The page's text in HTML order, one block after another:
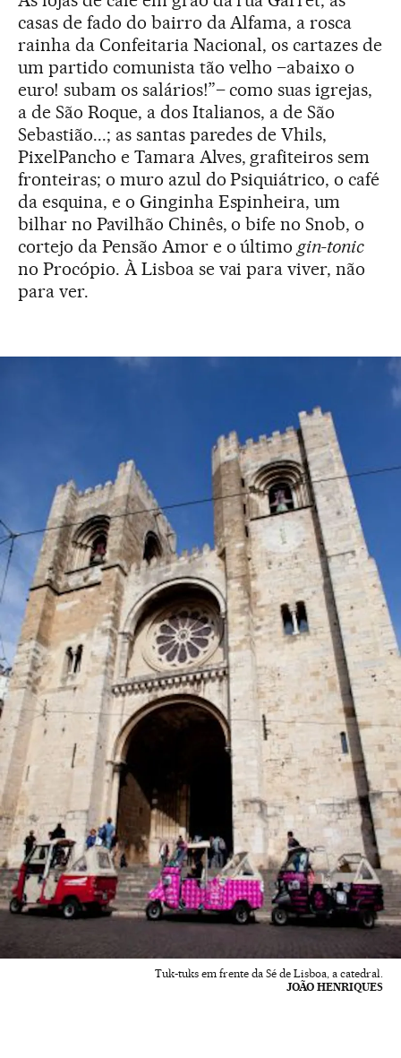
casas de fado do bairro da Alfama, a rosca
rainha da Confeitaria Nacional, os cartazes de
um partido comunista tão velho –abaixo o
euro! subam os salários!”– como suas igrejas,
a de São Roque, a dos Italianos, a de São
Sebastião...; as santas paredes de Vhils,
PixelPancho e Tamara Alves, grafiteiros sem
fronteiras; o muro azul do Psiquiátrico, o café
da esquina, e o Ginginha Espinheira, um
bilhar no Pavilhão Chinês, o bife no Snob, o
cortejo da Pensão Amor e o últimogin-tonic
no Procópio. À Lisboa se vai para viver, não
para ver.
Tuk-tuks em frente da Sé de Lisboa, a catedral.
JOÃO HENRIQUES